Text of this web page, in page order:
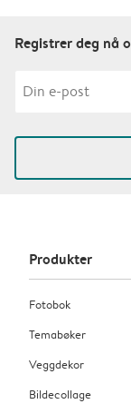
Registrer deg nå
Produkter
Fotobok
Temabøker
Veggdekor
Bildecollage